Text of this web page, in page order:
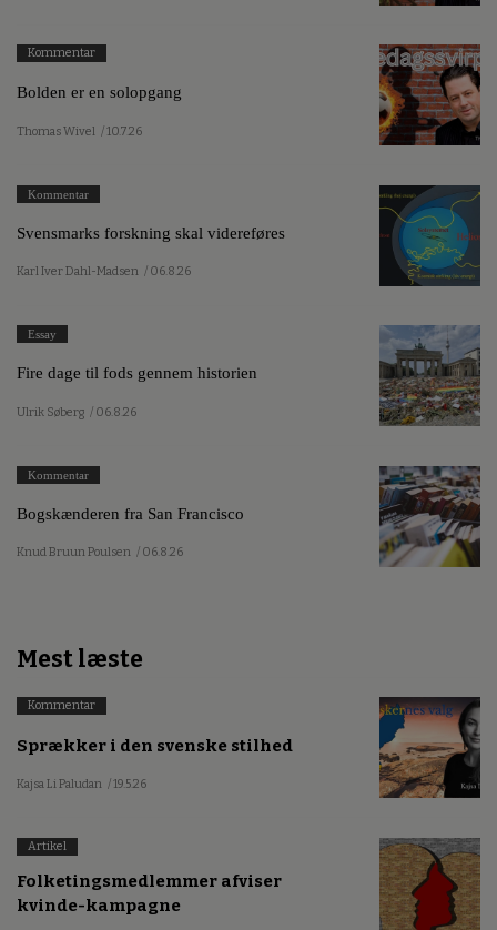
Kommentar
Bolden er en solopgang
Thomas Wivel / 10.7.26
Kommentar
Svensmarks forskning skal videreføres
Karl Iver Dahl-Madsen / 06.8.26
Essay
Fire dage til fods gennem historien
Ulrik Søberg / 06.8.26
Kommentar
Bogskænderen fra San Francisco
Knud Bruun Poulsen / 06.8.26
Mest læste
Kommentar
Sprækker i den svenske stilhed
Kajsa Li Paludan / 19.5.26
Artikel
Folketingsmedlemmer afviser
kvinde-kampagne